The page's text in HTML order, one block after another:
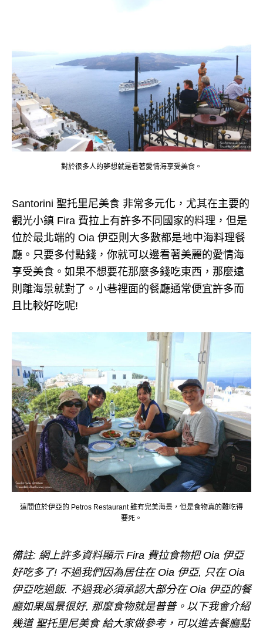
對於很多人的夢想就是看著愛情海享受美食。
Santorini 聖托里尼美食 非常多元化，尤其在主要的
觀光小鎮 Fira 費拉上有許多不同國家的料理，但是
位於最北端的 Oia 伊亞則大多數都是地中海料理餐
廳。只要多付點錢，你就可以邊看著美麗的愛情海
享受美食。如果不想要花那麼多錢吃東西，那麼遠
則離海景就對了。小巷裡面的餐廳通常便宜許多而
且比較好吃呢!
這間位於伊亞的 Petros Restaurant 雖有完美海景，但是食物真的難吃得
要死。
備註: 網上許多資料顯示 Fira 費拉食物把 Oia 伊亞
好吃多了! 不過我們因為居住在 Oia 伊亞, 只在 Oia
伊亞吃過飯. 不過我必須承認大部分在 Oia 伊亞的餐
廳如果風景很好, 那麼食物就是普普。以下我會介紹
幾道 聖托里尼美食 給大家做參考，可以進去餐廳點